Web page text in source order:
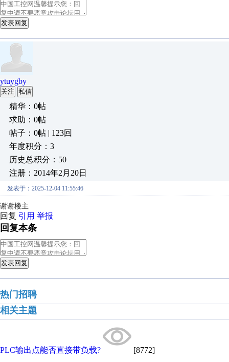
发表回复
ytuygby
关注 私信
精华：0帖
求助：0帖
帖子：0帖 | 123回
年度积分：3
历史总积分：50
注册：2014年2月20日
发表于：2025-12-04 11:55:46
谢谢楼主
回复 引用 举报
回复本条
发表回复
热门招聘
相关主题
PLC输出点能否直接带负载? [8772]